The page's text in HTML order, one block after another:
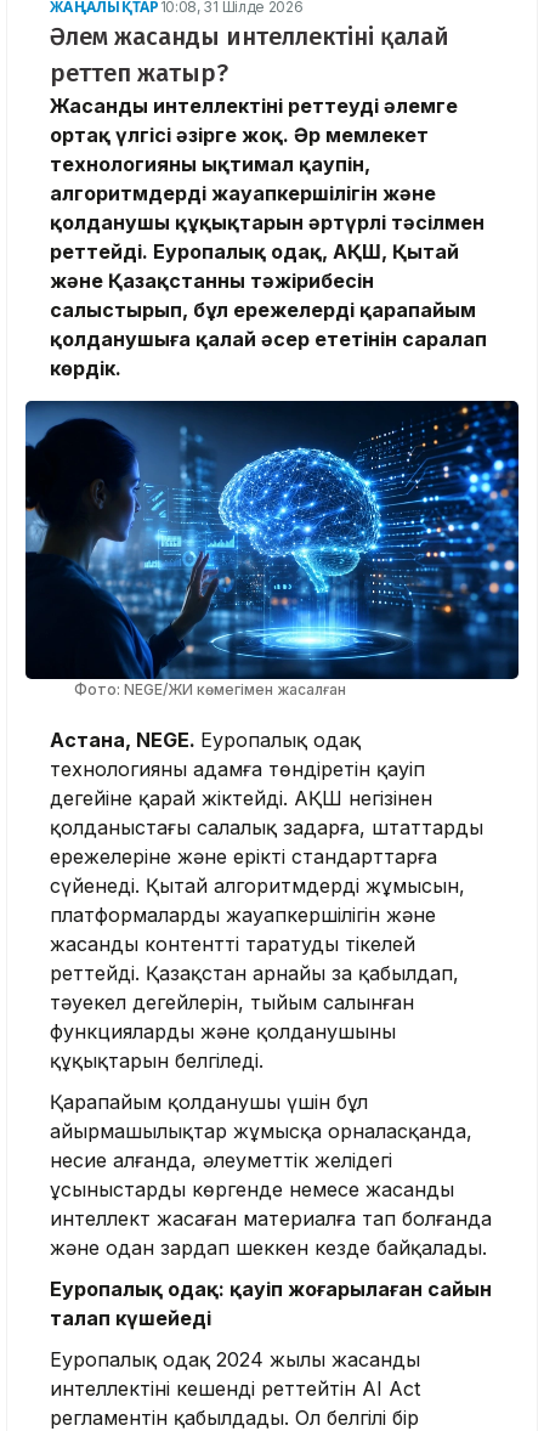
ЖАҢАЛЫҚТАР 10:08, 31 Шілде 2026
Әлем жасанды интеллектіні қалай
реттеп жатыр?
Жасанды интеллектіні реттеудің әлемге
ортақ үлгісі әзірге жоқ. Әр мемлекет
технологияның ықтимал қаупін,
алгоритмдердің жауапкершілігін және
қолданушы құқықтарын әртүрлі тәсілмен
реттейді. Еуропалық одақ, АҚШ, Қытай
және Қазақстанның тәжірибесін
салыстырып, бұл ережелердің қарапайым
қолданушыға қалай әсер ететінін саралап
көрдік.
Фото: NEGE/ЖИ көмегімен жасалған
Астана, NEGE. Еуропалық одақ
технологияны адамға төндіретін қауіп
деңгейіне қарай жіктейді. АҚШ негізінен
қолданыстағы салалық заңдарға, штаттардың
ережелеріне және ерікті стандарттарға
сүйенеді. Қытай алгоритмдердің жұмысын,
платформалардың жауапкершілігін және
жасанды контентті таратуды тікелей
реттейді. Қазақстан арнайы заң қабылдап,
тәуекел деңгейлерін, тыйым салынған
функцияларды және қолданушының
құқықтарын белгіледі.
Қарапайым қолданушы үшін бұл
айырмашылықтар жұмысқа орналасқанда,
несие алғанда, әлеуметтік желідегі
ұсыныстарды көргенде немесе жасанды
интеллект жасаған материалға тап болғанда
және одан зардап шеккен кезде байқалады.
Еуропалық одақ: қауіп жоғарылаған сайын
талап күшейеді
Еуропалық одақ 2024 жылы жасанды
интеллектіні кешенді реттейтін AI Act
регламентін қабылдады. Ол белгілі бір